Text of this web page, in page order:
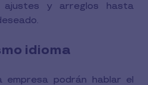
ajustes y arreglos hasta
idioma
empresa podrán hablar el